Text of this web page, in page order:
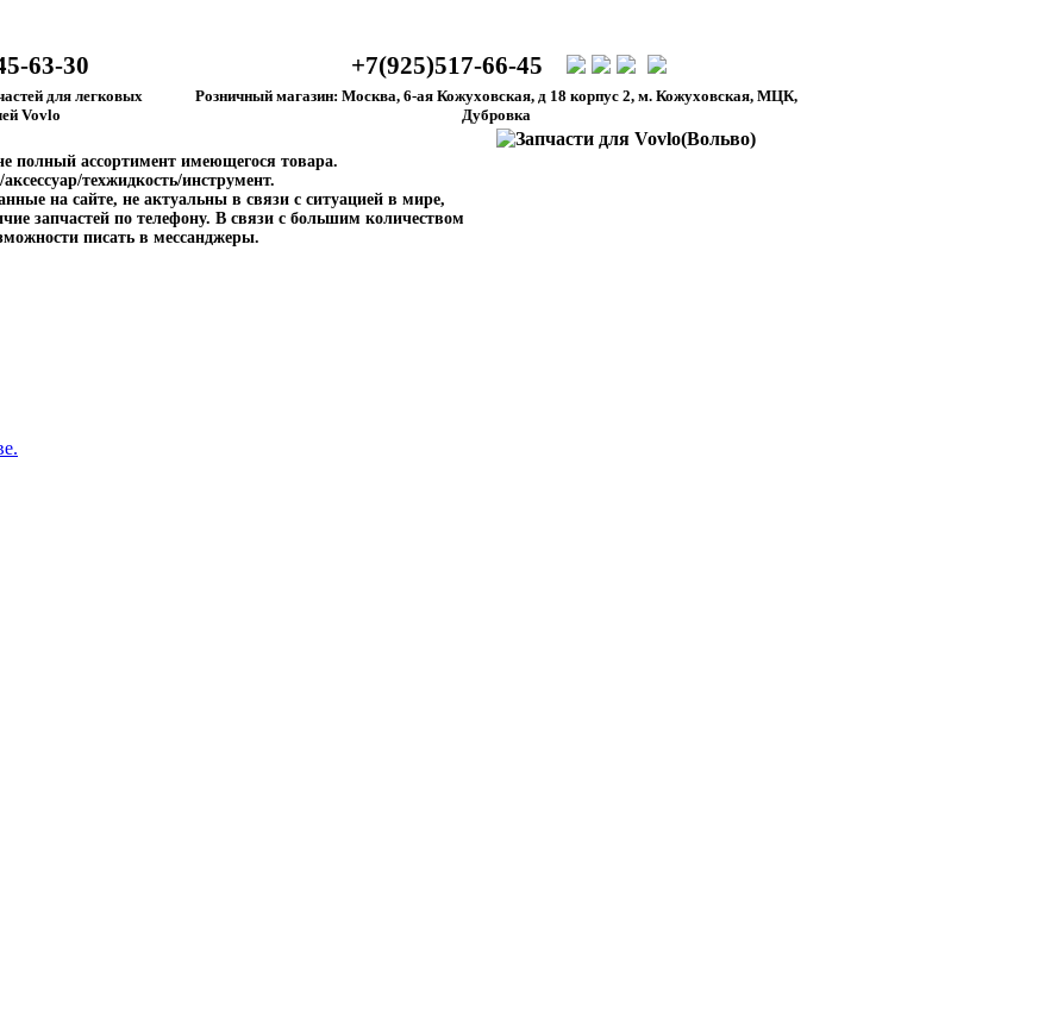
63-30
для легковых
Vovlo
+7(925)517-66-45
Розничный магазин: Москва, 6-ая Кожуховская, д 18 корпус 2, м. Кожуховская, МЦК,
Дубровка
полный ассортимент имеющегося товара.
техжидкость/инструмент.
на сайте, не актуальны в связи с ситуацией в мире,
запчастей по телефону. В связи с большим количеством
писать в мессанджеры.